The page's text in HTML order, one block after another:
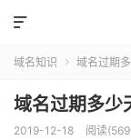

域名知识  域名过期
域名过期多少
2019-12-18 阅读